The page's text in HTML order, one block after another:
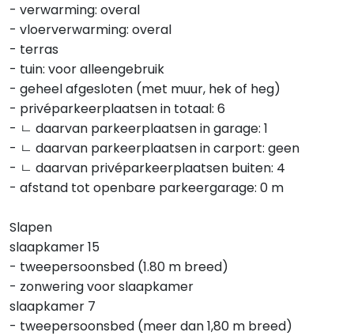
- verwarming: overal
- vloerverwarming: overal
- terras
- tuin: voor alleengebruik
- geheel afgesloten (met muur, hek of heg)
- privéparkeerplaatsen in totaal: 6
- ㄴ daarvan parkeerplaatsen in garage: 1
- ㄴ daarvan parkeerplaatsen in carport: geen
- ㄴ daarvan privéparkeerplaatsen buiten: 4
- afstand tot openbare parkeergarage: 0 m
Slapen
slaapkamer 15
- tweepersoonsbed (1.80 m breed)
- zonwering voor slaapkamer
slaapkamer 7
- tweepersoonsbed (meer dan 1,80 m breed)